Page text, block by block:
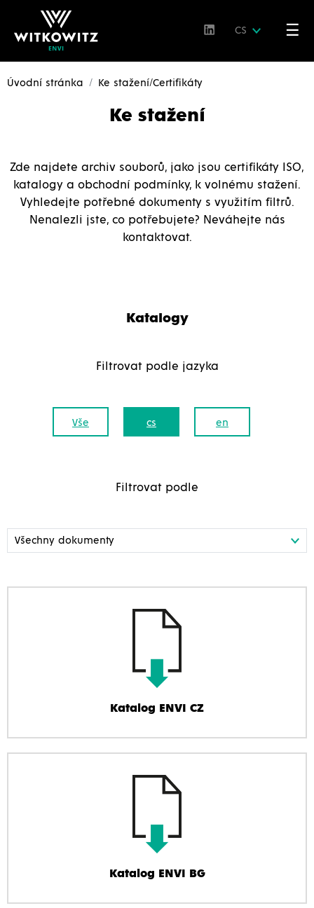
CS ☰
Úvodní stránka Ke stažení/Certifikáty
Ke stažení
Zde najdete archiv souborů, jako jsou certifikáty ISO,
katalogy a obchodní podmínky, k volnému stažení.
Vyhledejte potřebné dokumenty s využitím filtrů.
Nenalezli jste, co potřebujete? Neváhejte nás
kontaktovat.
Katalogy
Filtrovat podle jazyka
Vše cs en
Filtrovat podle
Katalog ENVI CZ
Katalog ENVI BG